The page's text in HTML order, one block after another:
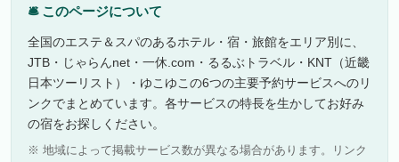
🛎 このページについて
全国のエステ＆スパのあるホテル・宿・旅館をエリア別に、
JTB・じゃらんnet・一休.com・るるぶトラベル・KNT（近畿
日本ツーリスト）・ゆこゆこの6つの主要予約サービスへのリ
ンクでまとめています。各サービスの特長を生かしてお好み
の宿をお探しください。
※ 地域によって掲載サービス数が異なる場合があります。リンク